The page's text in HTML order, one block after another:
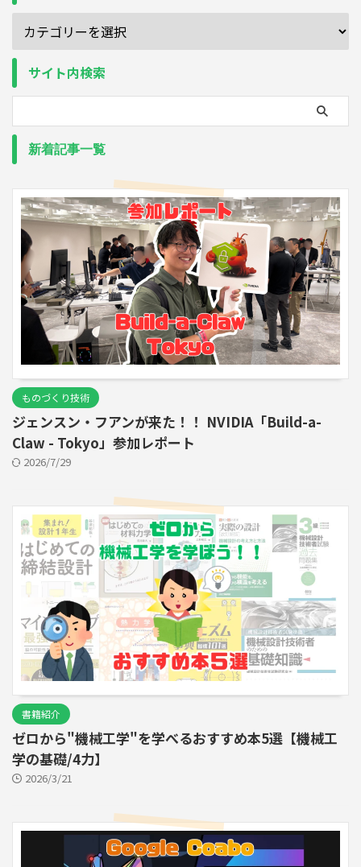
サイト内検索
新着記事一覧
ものづくり技術
ジェンスン・フアンが来た！！ NVIDIA「Build-a-
Claw - Tokyo」参加レポート
2026/7/29
書籍紹介
ゼロから"機械工学"を学べるおすすめ本5選【機械工
学の基礎/4力】
2026/3/21